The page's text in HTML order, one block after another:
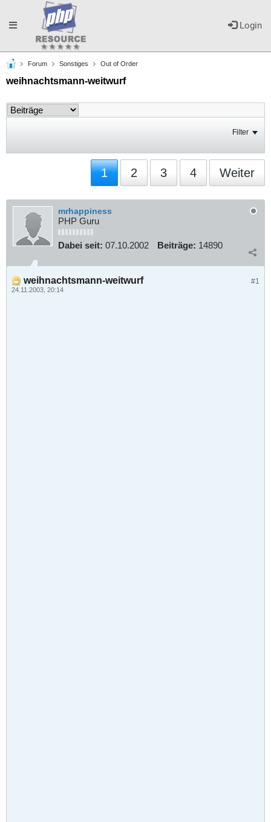
Login
Toggle
navigation
Forum Sonstiges Out of Order
weihnachtsmann-weitwurf
Filter
1 2 3 4 Weiter
mrhappiness
PHP Guru
Dabei seit: 07.10.2002 Beiträge: 14890
#1
weihnachtsmann-weitwurf
24.11.2003, 20:14